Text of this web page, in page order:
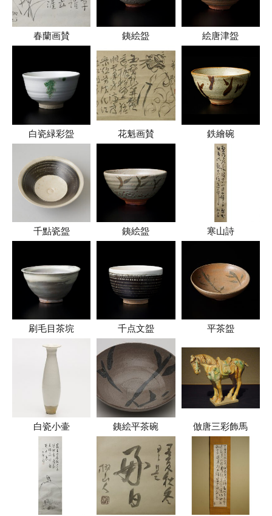
春蘭画賛 銕絵盌 絵唐津盌
白瓷緑彩盌 花魁画賛 鉄繪碗
千點瓷盌 銕絵盌 寒山詩
刷毛目茶垸 千点文盌 平茶盌
白瓷小壷 銕絵平茶碗 倣唐三彩飾馬